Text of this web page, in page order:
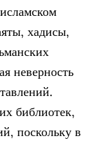
хадисы,
неверность
библиотек,
поскольку в